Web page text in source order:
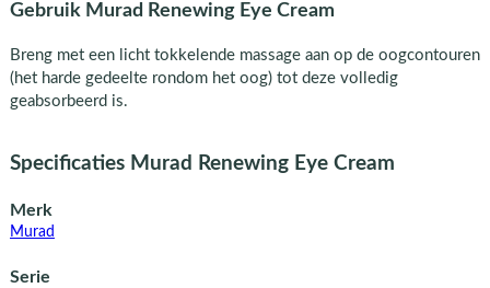
Gebruik Murad Renewing Eye Cream
Breng met een licht tokkelende massage aan op de oogcontouren
(het harde gedeelte rondom het oog) tot deze volledig
geabsorbeerd is.
Specificaties Murad Renewing Eye Cream
Merk
Murad
Serie